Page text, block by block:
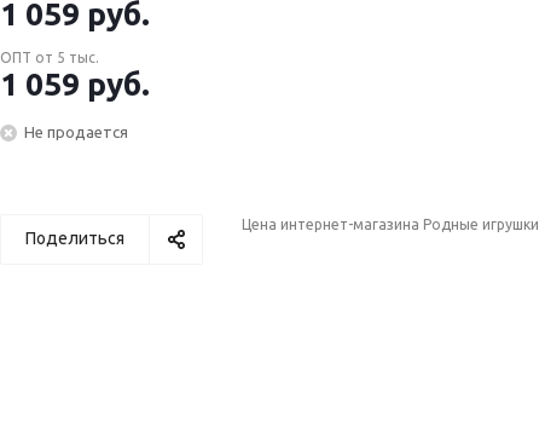
1 059 руб.
ОПТ от 5 тыс.
1 059 руб.
Не продается
Поделиться
Цена интернет-магазина Родные игрушки